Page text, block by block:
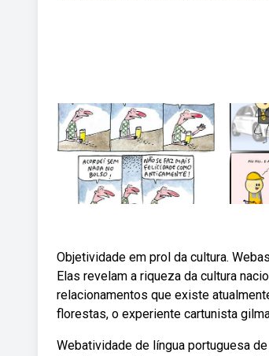
Objetividade em prol da cultura.
Elas revelam a riqueza da cultura
relacionamentos que existe
florestas, o experiente cartunista
Webatividade de língua portuguesa